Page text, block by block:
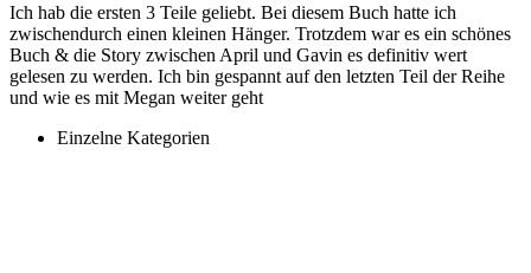
Ich hab die ersten 3 Teile geliebt. Bei diesem Buch hatte ich
zwischendurch einen kleinen Hänger. Trotzdem war es ein schönes
Buch & die Story zwischen April und Gavin es definitiv wert
gelesen zu werden. Ich bin gespannt auf den letzten Teil der Reihe
und wie es mit Megan weiter geht
Einzelne Kategorien